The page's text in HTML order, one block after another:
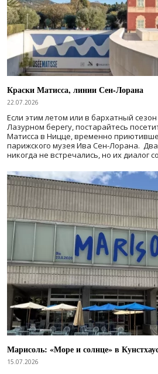
Краски Матисса, линии Сен-Лорана
22.07.2026
Если этим летом или в бархатный
Лазурном берегу, постарайтесь
Матисса в Ницце, временно
парижского музея Ива Сен-Лорана.
никогда не встречались, но их диалог
Марисоль: «Море и солнце» в
15.07.2026